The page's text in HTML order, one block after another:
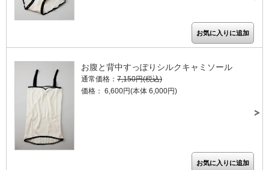
お腹と背中すっぽりシルクキャミソール
通常価格： 7,150円(税込)
価格： 6,600円(本体 6,000円)